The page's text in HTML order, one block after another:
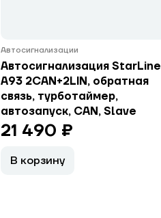
Автосигнализации
Автосигнализация StarLine
A93 2CAN+2LIN, обратная
связь, турботаймер,
автозапуск, CAN, Slave
21 490 ₽
В корзину